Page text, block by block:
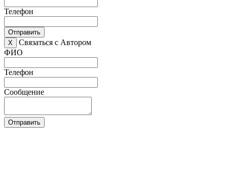
Телефон
Отправить
X
Связаться с Автором
ФИО
Телефон
Сообщение
Отправить